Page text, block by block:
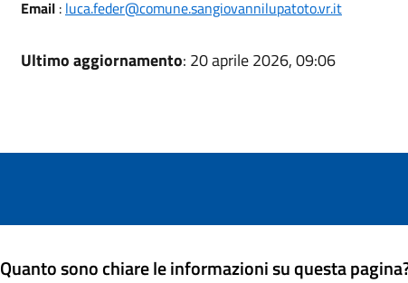
Email: luca.feder@comune.sangiovannilupatoto.vr.it
Ultimo aggiornamento: 20 aprile 2026, 09:06
Quanto sono chiare le informazioni su questa